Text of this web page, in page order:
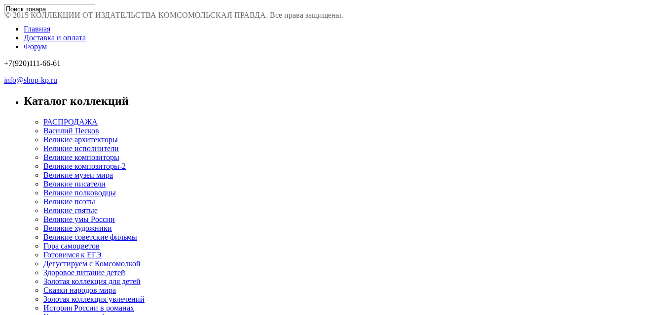
Главная
Доставка и оплата
Форум
+7(920)111-66-61
info@shop-kp.ru
Каталог коллекций
РАСПРОДАЖА
Василий Песков
Великие архитекторы
Великие исполнители
Великие композиторы
Великие композиторы-2
Великие музеи мира
Великие писатели
Великие полководцы
Великие поэты
Великие святые
Великие умы России
Великие художники
Великие советские фильмы
Гора самоцветов
Готовимся к ЕГЭ
Дегустируем с Комсомолкой
Здоровое питание детей
Золотая коллекция для детей
Сказки народов мира
Золотая коллекция увлечений
История России в романах
© 2015 КОЛЛЕКЦИИ ОТ ИЗДАТЕЛЬСТВА КОМСОМОЛЬСКАЯ ПРАВДА. Все права защищены.